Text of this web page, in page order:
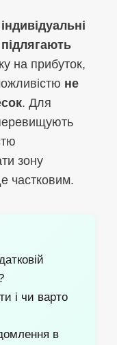
на прибуток,
не
. Для
зону
частковим.
і чи варто
в